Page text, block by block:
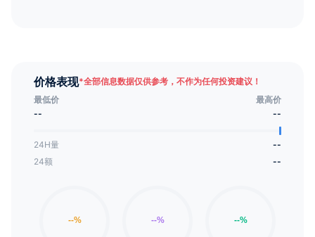
价格表现*全部信息数据仅供参考，不作为任何投资建议！
最低价
最高价
--
--
24H量
--
24额
--